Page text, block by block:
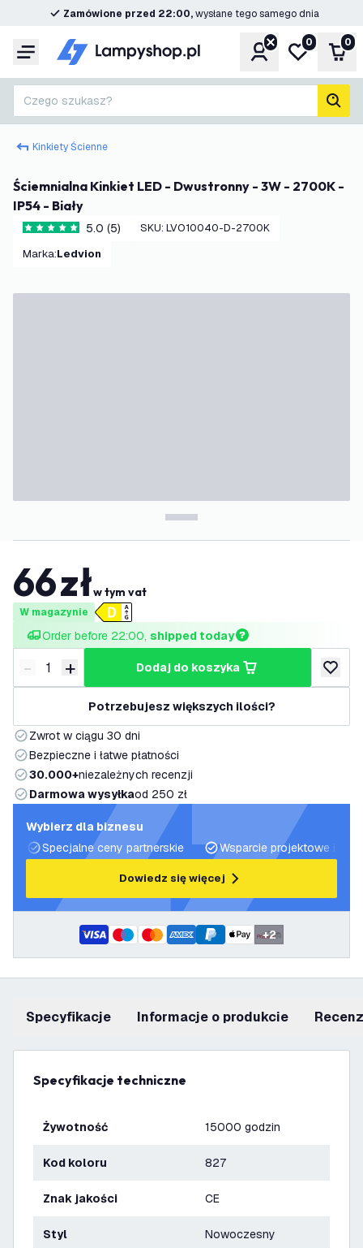
Zamówione przed 22:00,wysłane tego samego dnia
Menu KontoMoja lista
0 0
Czego szukasz?
Kinkiety Ścienne
Ściemnialna Kinkiet LED - Dwustronny - 3W - 2700K -
IP54 - Biały
5 Gwiazdki oceny
5.0 (5) SKU: LVO10040-D-2700K
Marka: Ledvion
66złw tym vat
W magazynie
Order before 22:00, shipped today
Zmniejsz ilość
- Zwiększ ilość
+ dodaj do koszyka
dodaj
Potrzebujesz większych ilości?
Zwrot w ciągu 30 dni
Bezpieczne i łatwe płatności
30.000+niezależnych recenzji
Darmowa wysyłkaod 250 zł
Wybierz dla biznesu
Specjalne ceny partnerskie
Wsparcie projektowe i
Dowiedz się więcej
+2
Specyfikacje informacje o produkcie
Specyfikacje techniczne
Żywotność 15000 godzin
Kod koloru 827
Znak jakości CE
Styl Nowoczesny